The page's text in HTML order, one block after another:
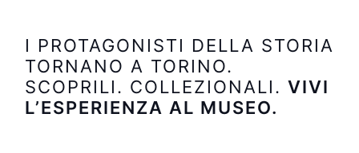
I PROTAGONISTI DELLA STORIA
TORNANO A TORINO.
SCOPRILI. COLLEZIONALI. VIVI
L’ESPERIENZA AL MUSEO.